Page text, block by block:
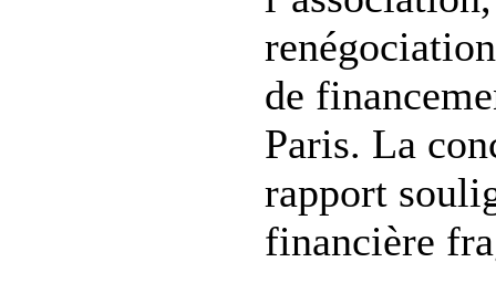
de
Paris. La
rapport
financière